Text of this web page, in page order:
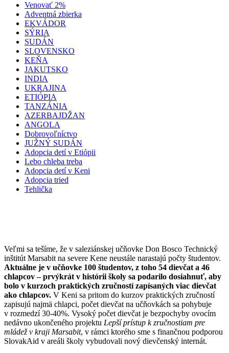
Venovať 2%
Adventná zbierka
EKVÁDOR
SÝRIA
SUDÁN
SLOVENSKO
KEŇA
JAKUTSKO
INDIA
UKRAJINA
ETIÓPIA
TANZÁNIA
AZERBAJDŽAN
ANGOLA
Dobrovoľníctvo
JUŽNÝ SUDÁN
Adopcia detí v Etiópii
Lebo chleba treba
Adopcia detí v Keni
Adopcia tried
Tehlička
Veľmi sa tešíme, že v saleziánskej učňovke Don Bosco Technický
inštitút Marsabit na severe Kene neustále narastajú počty študentov.
Aktuálne je v učňovke 100 študentov, z toho 54 dievčat a 46
chlapcov – prvýkrát v histórii školy sa podarilo dosiahnuť, aby
bolo v kurzoch praktických zručností zapísaných viac dievčat
ako chlapcov. V Keni sa pritom do kurzov praktických zručností
zapisujú najmä chlapci, počet dievčat na učňovkách sa pohybuje
v rozmedzí 30-40%. Vysoký počet dievčat je bezpochyby ovocím
nedávno ukončeného projektu Lepší prístup k zručnostiam pre
mládež v kraji Marsabit, v rámci ktorého sme s finančnou podporou
SlovakAid v areáli školy vybudovali nový dievčenský internát.